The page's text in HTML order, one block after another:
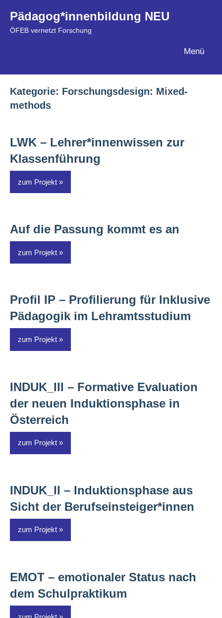
Inhalt
springen
Pädagog*innenbildung NEU
ÖFEB vernetzt Forschung
Menü
Kategorie: Forschungsdesign: Mixed-
methods
LWK – Lehrer*innenwissen zur
Klassenführung
zum Projekt
Auf die Passung kommt es an
zum Projekt
Profil IP – Profilierung für Inklusive
Pädagogik im Lehramtsstudium
zum Projekt
INDUK_III – Formative Evaluation
der neuen Induktionsphase in
Österreich
zum Projekt
INDUK_II – Induktionsphase aus
Sicht der Berufseinsteiger*innen
zum Projekt
EMOT – emotionaler Status nach
dem Schulpraktikum